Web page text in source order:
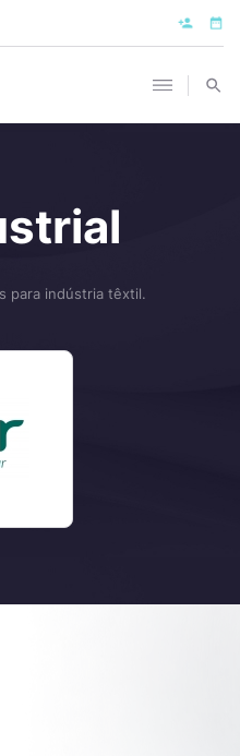
para indústria têxtil.